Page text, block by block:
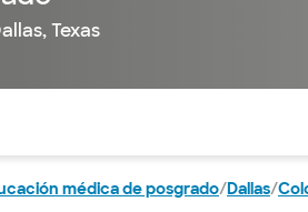
Texas
médica de posgrado/Dallas/